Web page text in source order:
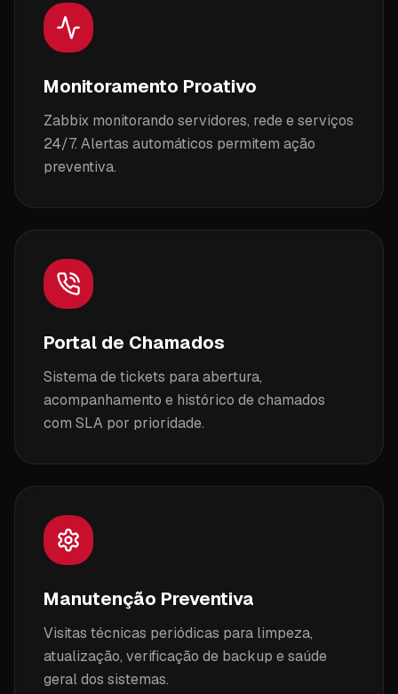
Monitoramento Proativo
Zabbix monitorando servidores, rede e serviços
24/7. Alertas automáticos permitem ação
preventiva.
Portal de Chamados
Sistema de tickets para abertura,
acompanhamento e histórico de chamados
com SLA por prioridade.
Manutenção Preventiva
Visitas técnicas periódicas para limpeza,
atualização, verificação de backup e saúde
geral dos sistemas.